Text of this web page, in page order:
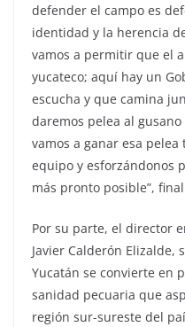
defender el campo es
identidad y la herencia
vamos a permitir que el
yucateco; aquí hay un
escucha y que camina
daremos pelea al
vamos a ganar esa
equipo y esforzándonos
más pronto posible”,
Por su parte, el director
Javier Calderón Elizalde,
Yucatán se convierte en
sanidad pecuaria que
región sur-sureste del